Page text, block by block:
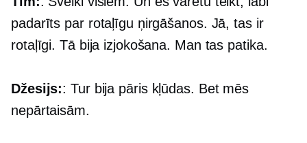
padarīts par rotaļīgu ņirgāšanos. Jā, tas ir
rotaļīgi. Tā bija izjokošana. Man tas patika.
Džesijs:: Tur bija pāris kļūdas. Bet mēs
nepārtaisām.